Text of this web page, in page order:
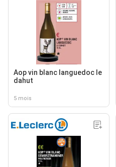
Aop vin blanc languedoc le
dahut
5 mois